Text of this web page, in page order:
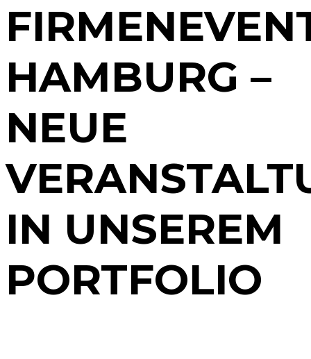
HAMBURG –
NEUE
IN UNSEREM
PORTFOLIO